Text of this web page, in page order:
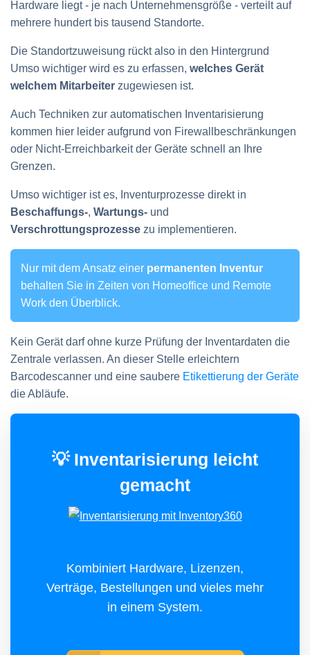
Hardware liegt - je nach Unternehmensgröße - verteilt auf
mehrere hundert bis tausend Standorte.
Die Standortzuweisung rückt also in den Hintergrund
Umso wichtiger wird es zu erfassen, welches Gerät
welchem Mitarbeiter zugewiesen ist.
Auch Techniken zur automatischen Inventarisierung
kommen hier leider aufgrund von Firewallbeschränkungen
oder Nicht-Erreichbarkeit der Geräte schnell an Ihre
Grenzen.
Umso wichtiger ist es, Inventurprozesse direkt in
Beschaffungs-, Wartungs- und
Verschrottungsprozesse zu implementieren.
Nur mit dem Ansatz einer permanenten Inventur
behalten Sie in Zeiten von Homeoffice und Remote
Work den Überblick.
Kein Gerät darf ohne kurze Prüfung der Inventardaten die
Zentrale verlassen. An dieser Stelle erleichtern
Barcodescanner und eine saubere Etikettierung der Geräte
die Abläufe.
💡 Inventarisierung leicht
gemacht
Kombiniert Hardware, Lizenzen,
Verträge, Bestellungen und vieles mehr
in einem System.